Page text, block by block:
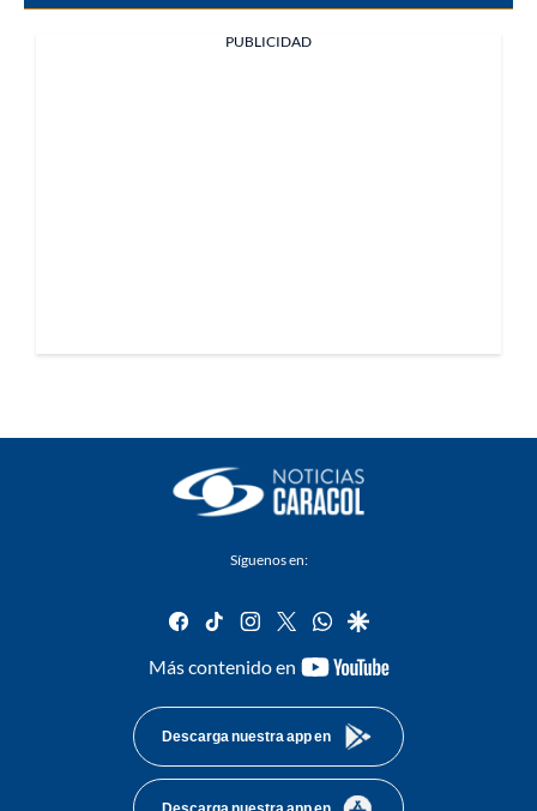
PUBLICIDAD
Síguenos en:
facebook
tiktok instagram
twitterwhatsapp
google
Más contenido en
youtube-
Descarga nuestra app en